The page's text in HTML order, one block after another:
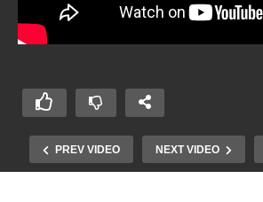
PREV VIDEO NEXT VIDEO